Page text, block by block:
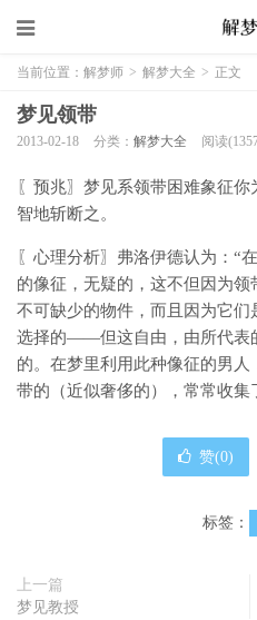
当前位置： 解梦师 > 解梦大全 > 正文
梦见领带
2013-02-18 分类： 解梦大全 阅读
〖预兆〗梦见系领带困难象征
智地斩断之。
〖心理分析〗弗洛伊德认为：“
的像征，无疑的，这不但因为领
不可缺少的物件，而且因为它
选择的——但这自由，由所代表
的。在梦里利用此种像征的男
带的（近似奢侈的），常常收集
赞(0)
标签：
上一篇
梦见教授